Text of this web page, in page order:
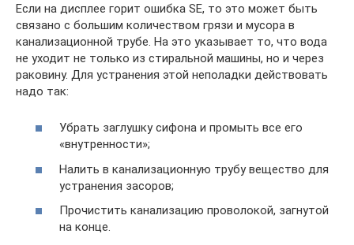
Если на дисплее горит ошибка SE, то это может быть
связано с большим количеством грязи и мусора в
канализационной трубе. На это указывает то, что вода
не уходит не только из стиральной машины, но и через
раковину. Для устранения этой неполадки действовать
надо так:
Убрать заглушку сифона и промыть все его
«внутренности»;
Налить в канализационную трубу вещество для
устранения засоров;
Прочистить канализацию проволокой, загнутой
на конце.